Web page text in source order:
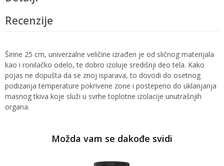
Recenzije
Širine 25 cm, univerzalne veličine izrađen je od sličnog materijala
kao i ronilačko odelo, te dobro izoluje središnji deo tela. Kako
pojas ne dopušta da se znoj isparava, to dovodi do osetnog
podizanja temperature pokrivene zone i postepeno do uklanjanja
masnog tkiva koje služi u svrhe toplotne izolacije unutrašnjih
organa.
Možda vam se dakođe svidi